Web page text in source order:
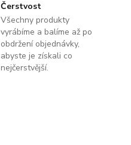
Čerstvost
Všechny produkty
vyrábíme a balíme až po
obdržení objednávky,
abyste je získali co
nejčerstvější.